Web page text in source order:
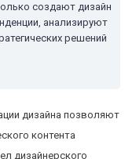
создают дизайн
анализируют
решений
дизайна позволяют
контента
дизайнерского